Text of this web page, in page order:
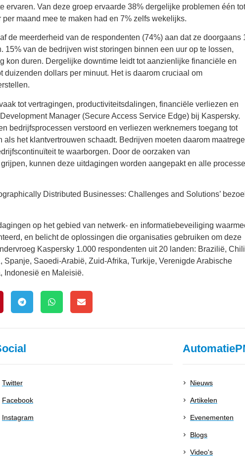
Van deze groep ervaarde 38% dergelijke problemen één tot
maand mee te maken had en 7% zelfs wekelijks.
de meerderheid van de respondenten (74%) aan dat ze doorgaans
15% van de bedrijven wist storingen binnen een uur op te lossen,
kon duren. Dergelijke downtime leidt tot aanzienlijke financiële en
dollars per minuut. Het is daarom cruciaal om
tot vertragingen, productiviteitsdalingen, financiële verliezen en
Manager (Secure Access Service Edge) bij Kaspersky.
bedrijfsprocessen verstoord en verliezen werknemers toegang tot
het klantvertrouwen schaadt. Bedrijven moeten daarom
te waarborgen. Door de oorzaken van
kunnen deze uitdagingen worden aangepakt en alle
Distributed Businesses: Challenges and Solutions’
op het gebied van netwerk- en informatiebeveiliging
en belicht de oplossingen die organisaties gebruiken om deze
Kaspersky 1.000 respondenten uit 20 landen: Brazilië,
Saoedi-Arabië, Zuid-Afrika, Turkije, Verenigde Arabische
Indonesië en Maleisië.
Twitter
Facebook
Instagram
Nieuws
Artikelen
Evenementen
Blogs
Video's